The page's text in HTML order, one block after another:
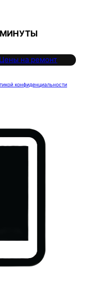
МИНУТЫ
Цены на ремонт
конфиденциальности